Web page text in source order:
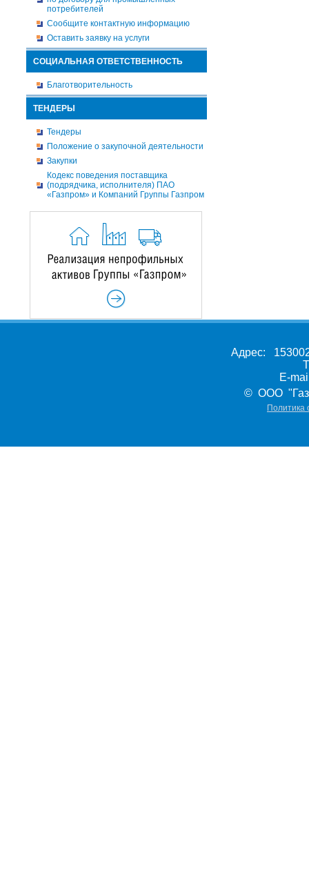
потребителей
Сообщите контактную информацию
Оставить заявку на услуги
СОЦИАЛЬНАЯ ОТВЕТСТВЕННОСТЬ
Благотворительность
ТЕНДЕРЫ
Тендеры
Положение о закупочной деятельности
Закупки
Кодекс поведения поставщика
(подрядчика, исполнителя) ПАО
«Газпром» и Компаний Группы Газпром
Адрес:
E-
© ООО
Политика